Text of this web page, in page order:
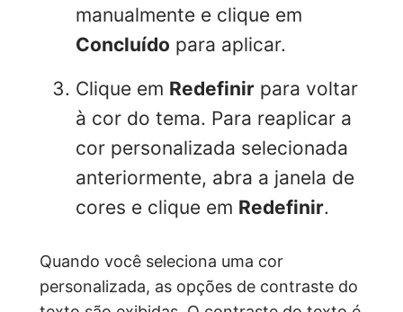
manualmente e clique em
Concluído para aplicar.
Clique em Redefinir para voltar
à cor do tema. Para reaplicar a
cor personalizada selecionada
anteriormente, abra a janela de
cores e clique em Redefinir.
Quando você seleciona uma cor
personalizada, as opções de contraste do